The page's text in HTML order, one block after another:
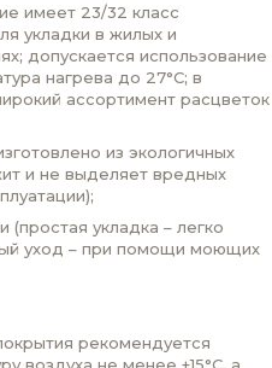
имеет 23/32 класс
укладки в жилых и
допускается использование
нагрева до 27°С; в
ассортимент расцветок
из экологичных
и не выделяет вредных
(простая укладка – легко
уход – при помощи моющих
рекомендуется
воздуха не менее +15°С, а